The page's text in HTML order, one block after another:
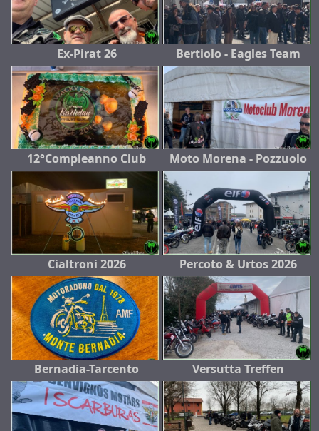
Ex-Pirat 26 Bertiolo - Eagles Team
12°Compleanno Club Moto Morena - Pozzuolo
Cialtroni 2026 Percoto & Urtos 2026
Bernadia-Tarcento Versutta Treffen